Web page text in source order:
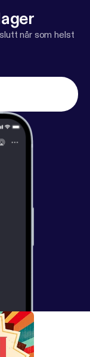
når som helst